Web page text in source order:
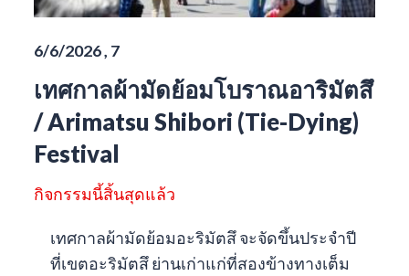
6/6/2026 , 7
เทศกาลผ้ามัดย้อมโบราณอาริมัตสึ
/ Arimatsu Shibori (Tie-Dying)
Festival
กิจกรรมนี้สิ้นสุดแล้ว
เทศกาลผ้ามัดย้อมอะริมัตสึ จะจัดขึ้นประจำปี
ที่เขตอะริมัตสึ ย่านเก่าแก่ที่สองข้างทางเต็ม